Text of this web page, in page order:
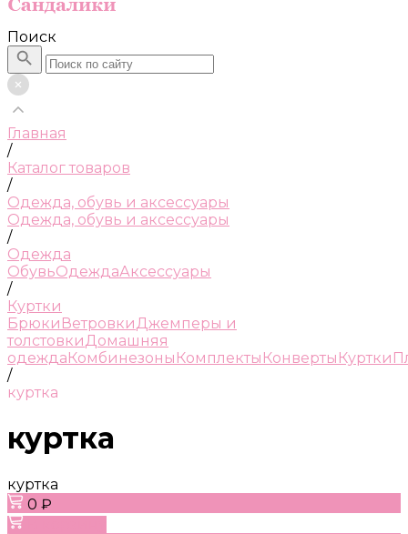
Поиск
Главная
/
Каталог товаров
/
Одежда, обувь и аксессуары
Одежда, обувь и аксессуары
/
Одежда
ОбувьОдеждаАксессуары
/
Куртки
Брюки ВетровкиДжемперы и
толстовкиДомашняя
одеждаКомбинезоны Комплекты Конверты Куртки
/
куртка
куртка
куртка
0 ₽